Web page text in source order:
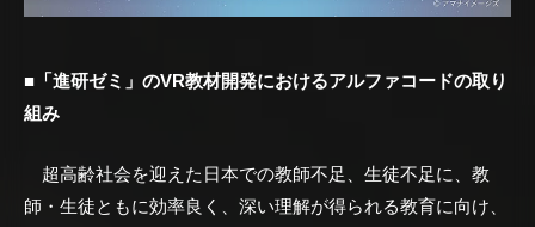
■「進研ゼミ」のVR教材開発におけるアルファコードの取り
組み
超高齢社会を迎えた日本での教師不足、生徒不足に、教
師・生徒ともに効率良く、深い理解が得られる教育に向け、